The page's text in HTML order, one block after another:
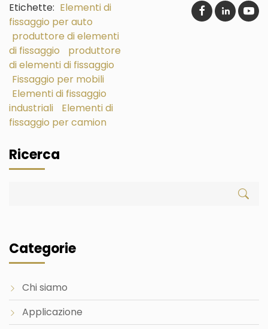
Etichette: Elementi di
fissaggio per auto
produttore di elementi
di fissaggio
produttore
di elementi di fissaggio
Fissaggio per mobili
Elementi di fissaggio
industriali
Elementi di
fissaggio per camion
Ricerca
Categorie
Chi siamo
Applicazione